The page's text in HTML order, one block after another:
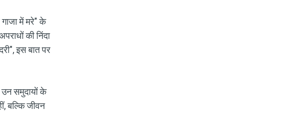
में मरे" के
की निंदा
इस बात पर
उन समुदायों के
बल्कि जीवन